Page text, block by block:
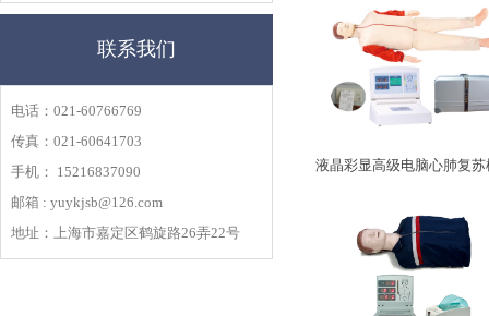
联系我们
电话：021-60766769
传真：021-60641703
手机： 15216837090
邮箱 : yuykjsb@126.com
地址：上海市嘉定区鹤旋路26弄22号
液晶彩显高级电脑心肺复苏